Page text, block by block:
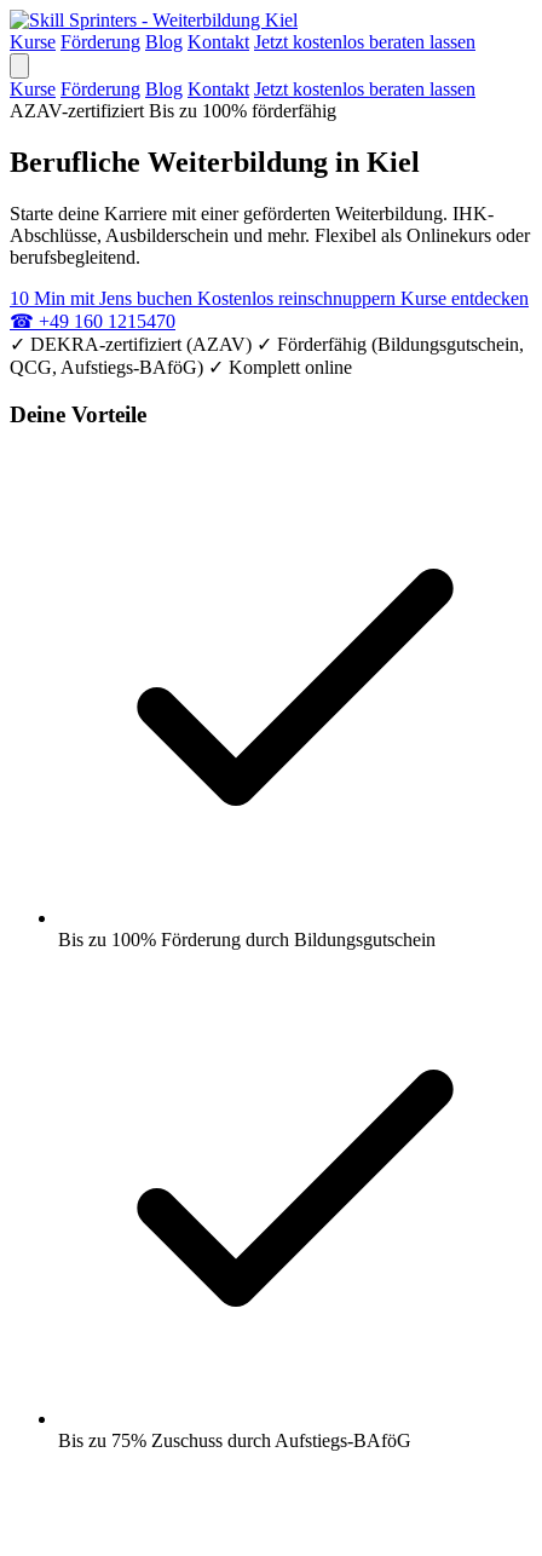
Kurse Förderung Blog Kontakt Jetzt kostenlos beraten lassen
Kurse Förderung Blog Kontakt Jetzt kostenlos beraten lassen
AZAV-zertifiziert Bis zu 100% förderfähig
Berufliche Weiterbildung in Kiel
Starte deine Karriere mit einer geförderten Weiterbildung. IHK-
Abschlüsse, Ausbilderschein und mehr. Flexibel als Onlinekurs oder
berufsbegleitend.
10 Min mit Jens buchen Kostenlos reinschnuppern Kurse entdecken
☎ +49 160 1215470
✓ DEKRA-zertifiziert (AZAV) ✓ Förderfähig (Bildungsgutschein,
QCG, Aufstiegs-BAföG) ✓ Komplett online
Deine Vorteile
Bis zu 100% Förderung durch Bildungsgutschein
Bis zu 75% Zuschuss durch Aufstiegs-BAföG